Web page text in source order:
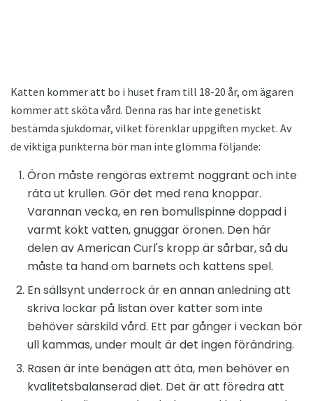
Katten kommer att bo i huset fram till 18-20 år, om ägaren
kommer att sköta vård. Denna ras har inte genetiskt
bestämda sjukdomar, vilket förenklar uppgiften mycket. Av
de viktiga punkterna bör man inte glömma följande:
Öron måste rengöras extremt noggrant och inte
räta ut krullen. Gör det med rena knoppar.
Varannan vecka, en ren bomullspinne doppad i
varmt kokt vatten, gnuggar öronen. Den här
delen av American Curl's kropp är sårbar, så du
måste ta hand om barnets och kattens spel.
En sällsynt underrock är en annan anledning att
skriva lockar på listan över katter som inte
behöver särskild vård. Ett par gånger i veckan bör
ull kammas, under moult är det ingen förändring.
Rasen är inte benägen att äta, men behöver en
kvalitetsbalanserad diet. Det är att föredra att